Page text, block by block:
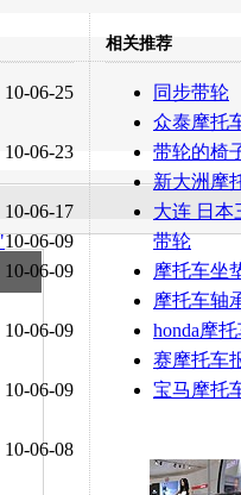
转发至： 白社会
10-06-25
10-06-23
10-06-17
10-06-09
10-06-09
10-06-09
10-06-09
10-06-08
相关推荐
同步带轮
众泰摩托
带轮的椅
新大洲摩
大连 日本
带轮
摩托车坐
摩托车轴
honda摩
赛摩托车
宝马摩托